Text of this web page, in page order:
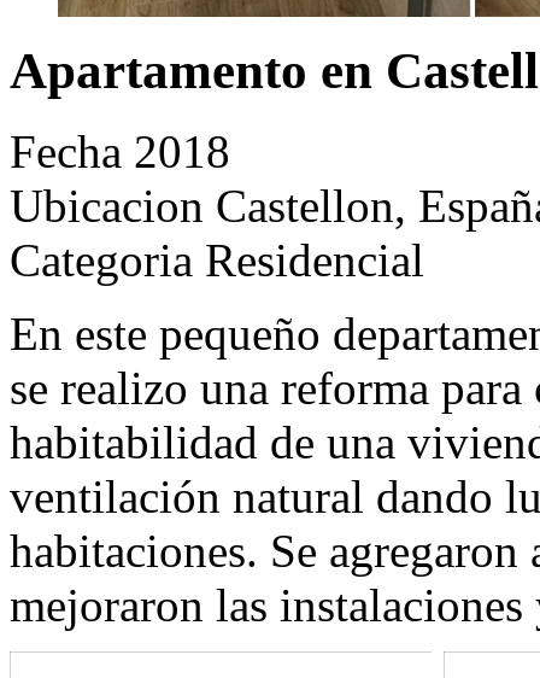
Apartamento en
Fecha 2018
Ubicacion Castellon,
Categoria Residencial
En este pequeño
se realizo una reforma
habitabilidad de una
ventilación natural dando
habitaciones. Se
mejoraron las